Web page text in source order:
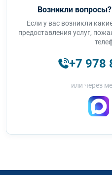
Возникли
Если у вас возникли
предоставления услуг,
+7 978
или через